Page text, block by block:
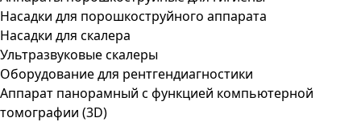
Насадки для порошкоструйного аппарата
Насадки для скалера
Ультразвуковые скалеры
Оборудование для рентгендиагностики
Аппарат панорамный с функцией компьютерной
томографии (3D)